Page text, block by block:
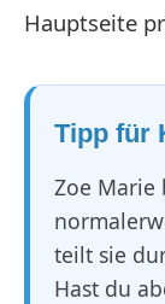
Hauptseite
Tipp für
Zoe Marie
teilt sie
Hast du